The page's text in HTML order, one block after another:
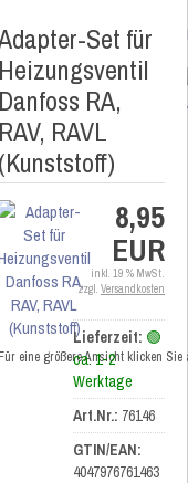
Set für
Heizungsventil
Danfoss RA,
RAV, RAVL
(Kunststoff)
Für eine größere Ansicht klicken
8,95
EUR
inkl. 19 % MwSt.
zzgl. Versandkosten
Lieferzeit: 🟢
ca. 1-2
Werktage
Art.Nr.: 76146
GTIN/EAN:
4047976761463